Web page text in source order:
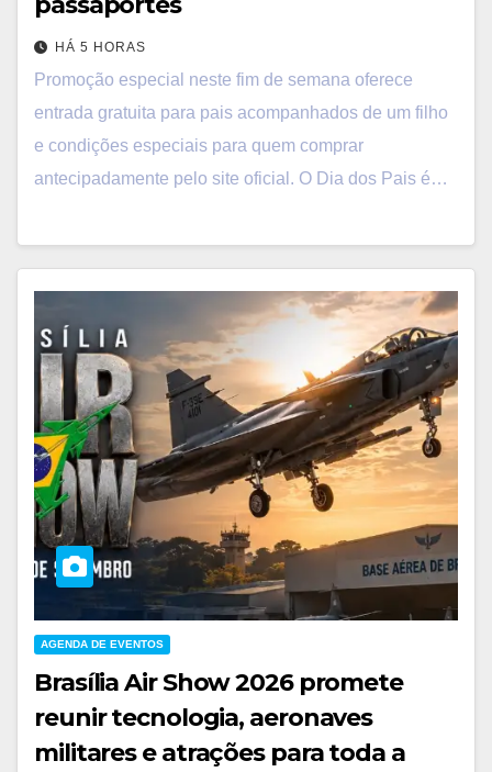
HÁ 5 HORAS
Promoção especial neste fim de semana oferece
entrada gratuita para pais acompanhados de um filho
e condições especiais para quem comprar
antecipadamente pelo site oficial. O Dia dos Pais é…
AGENDA DE EVENTOS
Brasília Air Show 2026 promete
reunir tecnologia, aeronaves
militares e atrações para toda a